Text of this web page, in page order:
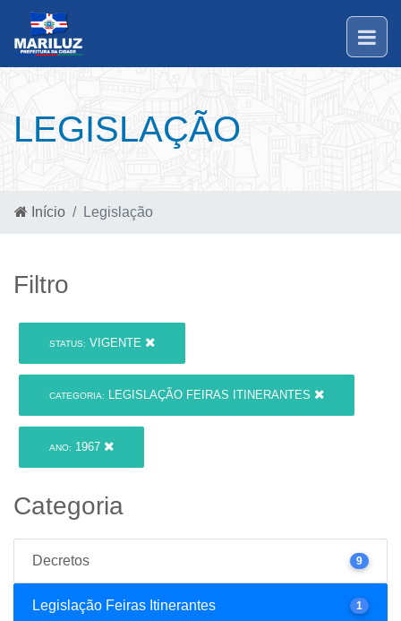
LEGISLAÇÃO
Início Legislação
Filtro
STATUS: VIGENTE
CATEGORIA: LEGISLAÇÃO FEIRAS ITINERANTES
ANO: 1967
Categoria
Decretos 9
Legislação Feiras Itinerantes 1